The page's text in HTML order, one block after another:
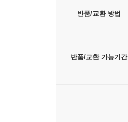
반품/교환 방법
반품/교환 가능기간